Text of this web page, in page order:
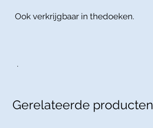
Ook verkrijgbaar in thedoeken.
.
Gerelateerde producten